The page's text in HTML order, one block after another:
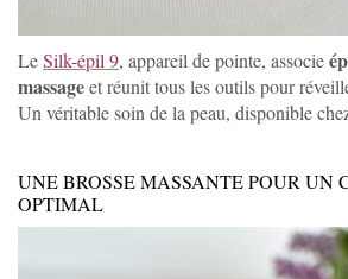
LeSilk-épil 9, appareil de pointe, associe
massageet réunit tous les outils pour
Un véritable soin de la peau, disponible
UNE BROSSE MASSANTE POUR UN
OPTIMAL